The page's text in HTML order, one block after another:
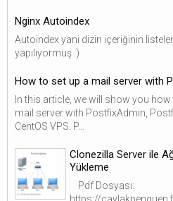
Nginx Autoindex
Autoindex yani dizin içeriğinin
yapılıyormuş :)
How to set up a mail server with
In this article, we will show you
mail server with PostfixAdmin,
CentOS VPS. P...
Clonezilla Server ile
Yükleme
Pdf Dosyası:
https://